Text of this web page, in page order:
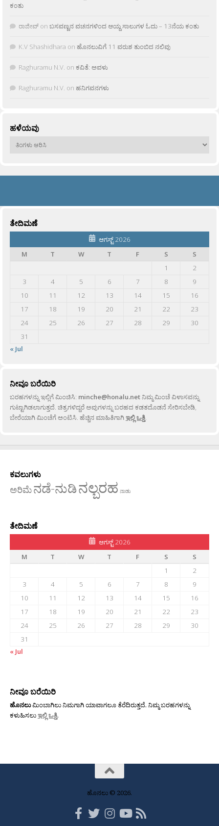
ಕಂತು
ರಾಜೀವ್ on ಬಸವಣ್ಣನ ವಚನಗಳಿಂದ ಆಯ್ದ ಸಾಲುಗಳ ಓದು – 13ನೆಯ ಕಂತು
K.V Shashidhara on ಹೊನಲುವಿಗೆ 11 ವರುಶ ತುಂಬಿದ ನಲಿವು
Raghuramu N.V. on ಕವಿತೆ: ಅವಳು
Raghuramu N.V. on ಹನಿಗವನಗಳು
ಹಳೆಯವು
ಹಳೆಯವು
ತೇದಿಮಣೆ
ಆಗಸ್ಟ್ 2026
M
T W T F S
S
1
2
3
4 5 6 7 8
9
10
11 12 13 14 15
16
17
18 19 20 21 22
23
24
25 26 27 28 29
30
31
« Jul
ನೀವೂ ಬರೆಯಿರಿ
ಬರಹಗಳನ್ನು ಇಲ್ಲಿಗೆ ಮಿಂಚಿಸಿ: minche@honalu.netನಿಮ್ಮ ಮಿಂಚೆ ವಿಳಾಸವನ್ನು
ಗುಟ್ಟಾಗಿಡಲಾಗುತ್ತದೆ. ಚಿತ್ರಗಳಿದ್ದರೆ ಅವುಗಳನ್ನು ಬರಹದ ಕಡತದೊಡನೆ ಸೇರಿಸಬೇಡಿ,
ಬೇರೆಯಾಗಿ ಮಿಂಚೆಗೆ ಅಂಟಿಸಿ. ಹೆಚ್ಚಿನ ಮಾಹಿತಿಗಾಗಿಇಲ್ಲಿ ಒತ್ತಿ.
ಕವಲುಗಳು
ಅರಿಮೆನಡೆ-ನುಡಿನಲ್ಬರಹ ನಾಡು
ತೇದಿಮಣೆ
ಆಗಸ್ಟ್ 2026
M
T W T F S
S
1
2
3
4 5 6 7 8
9
10
11 12 13 14 15
16
17
18 19 20 21 22
23
24
25 26 27 28 29
30
31
« Jul
ನೀವೂ ಬರೆಯಿರಿ
ಹೊನಲುಮಿಂಬಾಗಿಲು ನಿಮಗಾಗಿ ಯಾವಾಗಲೂ ತೆರೆದಿರುತ್ತದೆ. ನಿಮ್ಮ ಬರಹಗಳನ್ನು
ಕಳುಹಿಸಲುಇಲ್ಲಿ ಒತ್ತಿ.
ಹೊನಲು © 2026.